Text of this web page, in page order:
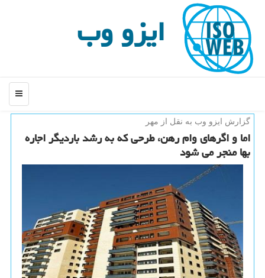
ایزو وب
منو
گزارش ایزو وب به نقل از مهر
اما و اگرهای وام رهن، طرحی كه به رشد باردیگر اجاره
بها منجر می شود